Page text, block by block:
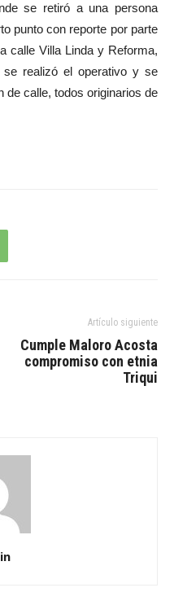
se retiró a una persona
punto con reporte por parte
calle Villa Linda y Reforma,
realizó el operativo y se
de calle, todos originarios de
Artículo siguiente
Cumple Maloro Acosta
compromiso con etnia
Triqui